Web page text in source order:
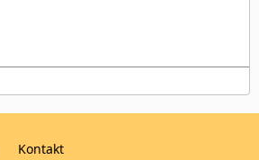
Kontakt